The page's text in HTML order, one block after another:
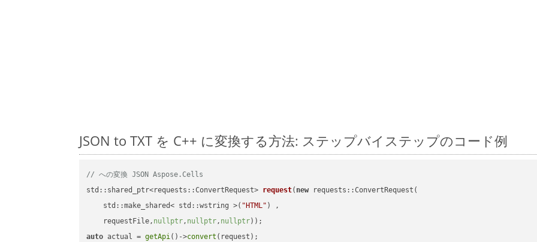
JSON to TXT を C++ に変換する方法: ステップバイステップのコード例
// への変換 JSON Aspose.Cells
std::shared_ptr<requests::ConvertRequest> request( new requests::ConvertRequest(
    std::make_shared< std::wstring >(
"HTML" ) ,
    requestFile,
nullptr, nullptr, nullptr))
auto actual = getApi()->convert